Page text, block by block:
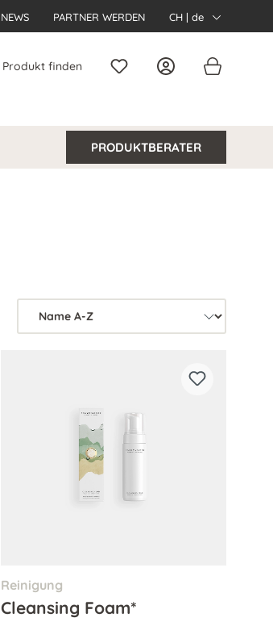
NEWS PARTNER WERDEN CH | de
PRODUKTBERATER
Reinigung
Cleansing Foam*